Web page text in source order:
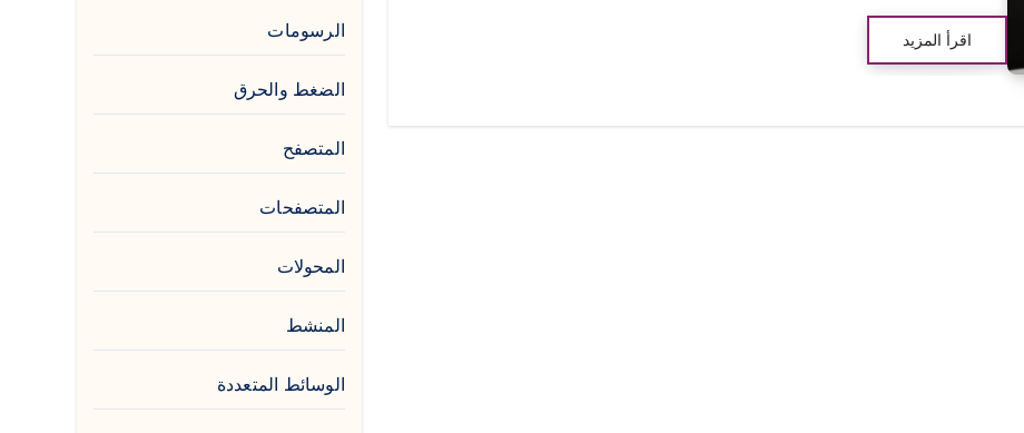
اقرأ المزيد الرسومات
الضغط والحرق
المتصفح
المتصفحات
المحولات
المنشط
الوسائط المتعددة